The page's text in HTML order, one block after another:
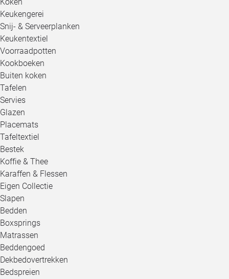
Keukengerei
Snij- & Serveerplanken
Keukentextiel
Voorraadpotten
Kookboeken
Buiten koken
Tafelen
Servies
Glazen
Placemats
Tafeltextiel
Bestek
Koffie & Thee
Karaffen & Flessen
Eigen Collectie
Slapen
Bedden
Boxsprings
Matrassen
Beddengoed
Dekbedovertrekken
Bedspreien